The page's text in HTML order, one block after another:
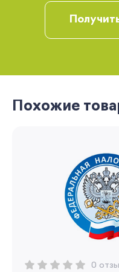
Похожие
0
Вы сможете
Запомнить